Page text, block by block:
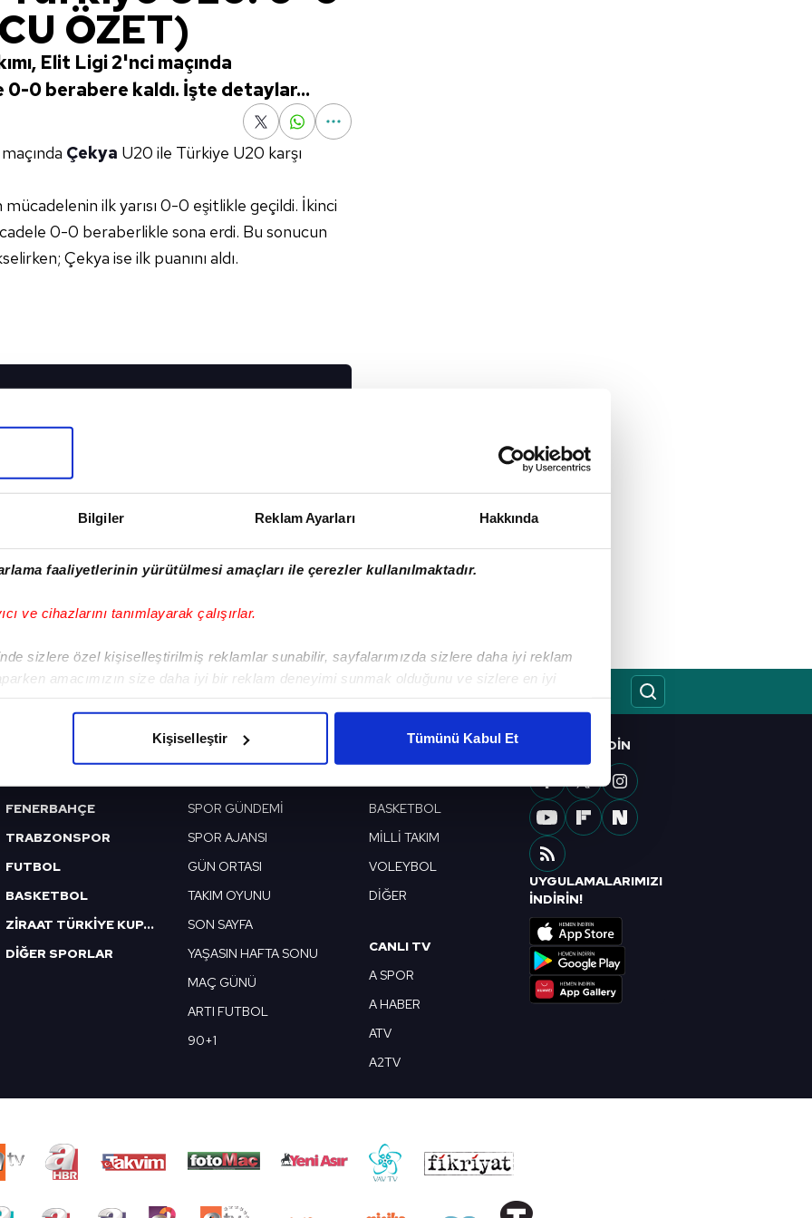
Bilgiler Reklam Ayarları Hakkında
faaliyetlerinin yürütülmesi amaçları ile çerezler kullanılmaktadır.
ve cihazlarını tanımlayarak çalışırlar.
sizlere özel kişiselleştirilmiş reklamlar sunabilir, sayfalarımızda sizlere daha iyi reklam
amacımızın size daha iyi bir reklam deneyimi sunmak olduğunu ve sizlere en iyi
çerezlere izin vermedikleri takdirde, kullanıcılara hedefli reklamlar gösterilmeyecektir."
için İnternet Sitemizde kendimize ve üçüncü kişilere ait çerezler kullanılmaktadır. Bu
verileriniz işlenmekte olup gerekli olan çerezler bilgi toplumu hizmetlerinin sunulması
amaçlarıyla sınırlı olarak açık rızanız dahilinde kullanılacaktır.
yer alan panel vasıtasıyla belirleyebilirsiniz. Çerezlere ilişkin detaylı bilgi için Ayarlar
Kanunu uyarınca hazırlanmış Aydınlatma Metnimizi okumak ve sitemizde ilgili
çerezlerle ilgili bilgi almak için lütfen tıklayınız
Kişiselleştir Tümünü Kabul Et
ÖZET)
Elit Ligi 2'nci maçında
0-0 berabere kaldı. İşte detaylar...
Çekya U20 ile Türkiye U20 karşı
ilk yarısı 0-0 eşitlikle geçildi. İkinci
0-0 beraberlikle sona erdi. Bu sonucun
Çekya ise ilk puanını aldı.
Sonraki Haber
Aktürkoğlu paylaşımı!
FENERBAHÇE
TRABZONSPOR
FUTBOL
BASKETBOL
ZİRAAT TÜRKİYE KUPASI
DİĞER SPORLAR
PROGRAMLAR
SPOR GÜNDEMİ
SPOR AJANSI
GÜN ORTASI
TAKIM OYUNU
SON SAYFA
YAŞASIN HAFTA SONU
MAÇ GÜNÜ
ARTI FUTBOL
90+1
BASKETBOL
MİLLİ TAKIM
VOLEYBOL
DİĞER
CANLI TV
A SPOR
A HABER
ATV
A2TV
BIZI TAKIP EDIN
UYGULAMALARIMIZI
İNDİRİN!